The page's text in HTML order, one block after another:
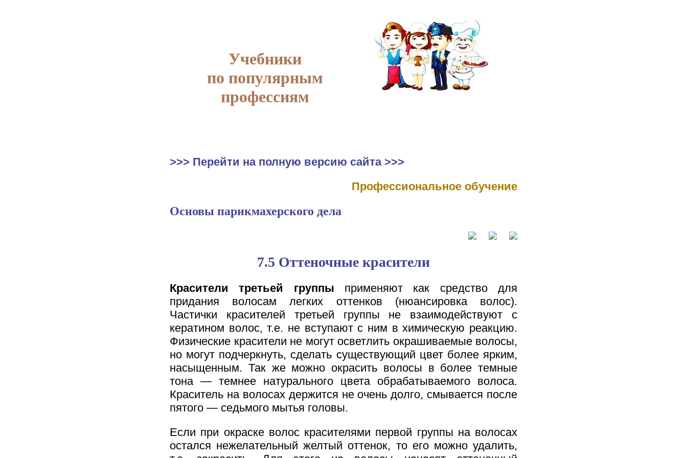
Учебники
по популярным
профессиям
>>> Перейти на полную версию сайта >>>
Профессиональное обучение
Основы парикмахерского дела
7.5 Оттеночные красители
Красители третьей группы применяют как средство для
придания волосам легких оттенков (нюансировка волос).
Частички красителей третьей группы не взаимодействуют с
кератином волос, т.е. не вступают с ним в химическую реакцию.
Физические красители не могут осветлить окрашиваемые волосы,
но могут подчеркнуть, сделать существующий цвет более ярким,
насыщенным. Так же можно окрасить волосы в более темные
тона — темнее натурального цвета обрабатываемого волоса.
Краситель на волосах держится не очень долго, смывается после
пятого — седьмого мытья головы.
Если при окраске волос красителями первой группы на волосах
остался нежелательный желтый оттенок, то его можно удалить,